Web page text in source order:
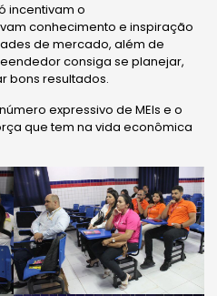
incentivam o
conhecimento e inspiração
de mercado, além de
consiga se planejar,
bons resultados.
expressivo de MEIs e o
que tem na vida econômica